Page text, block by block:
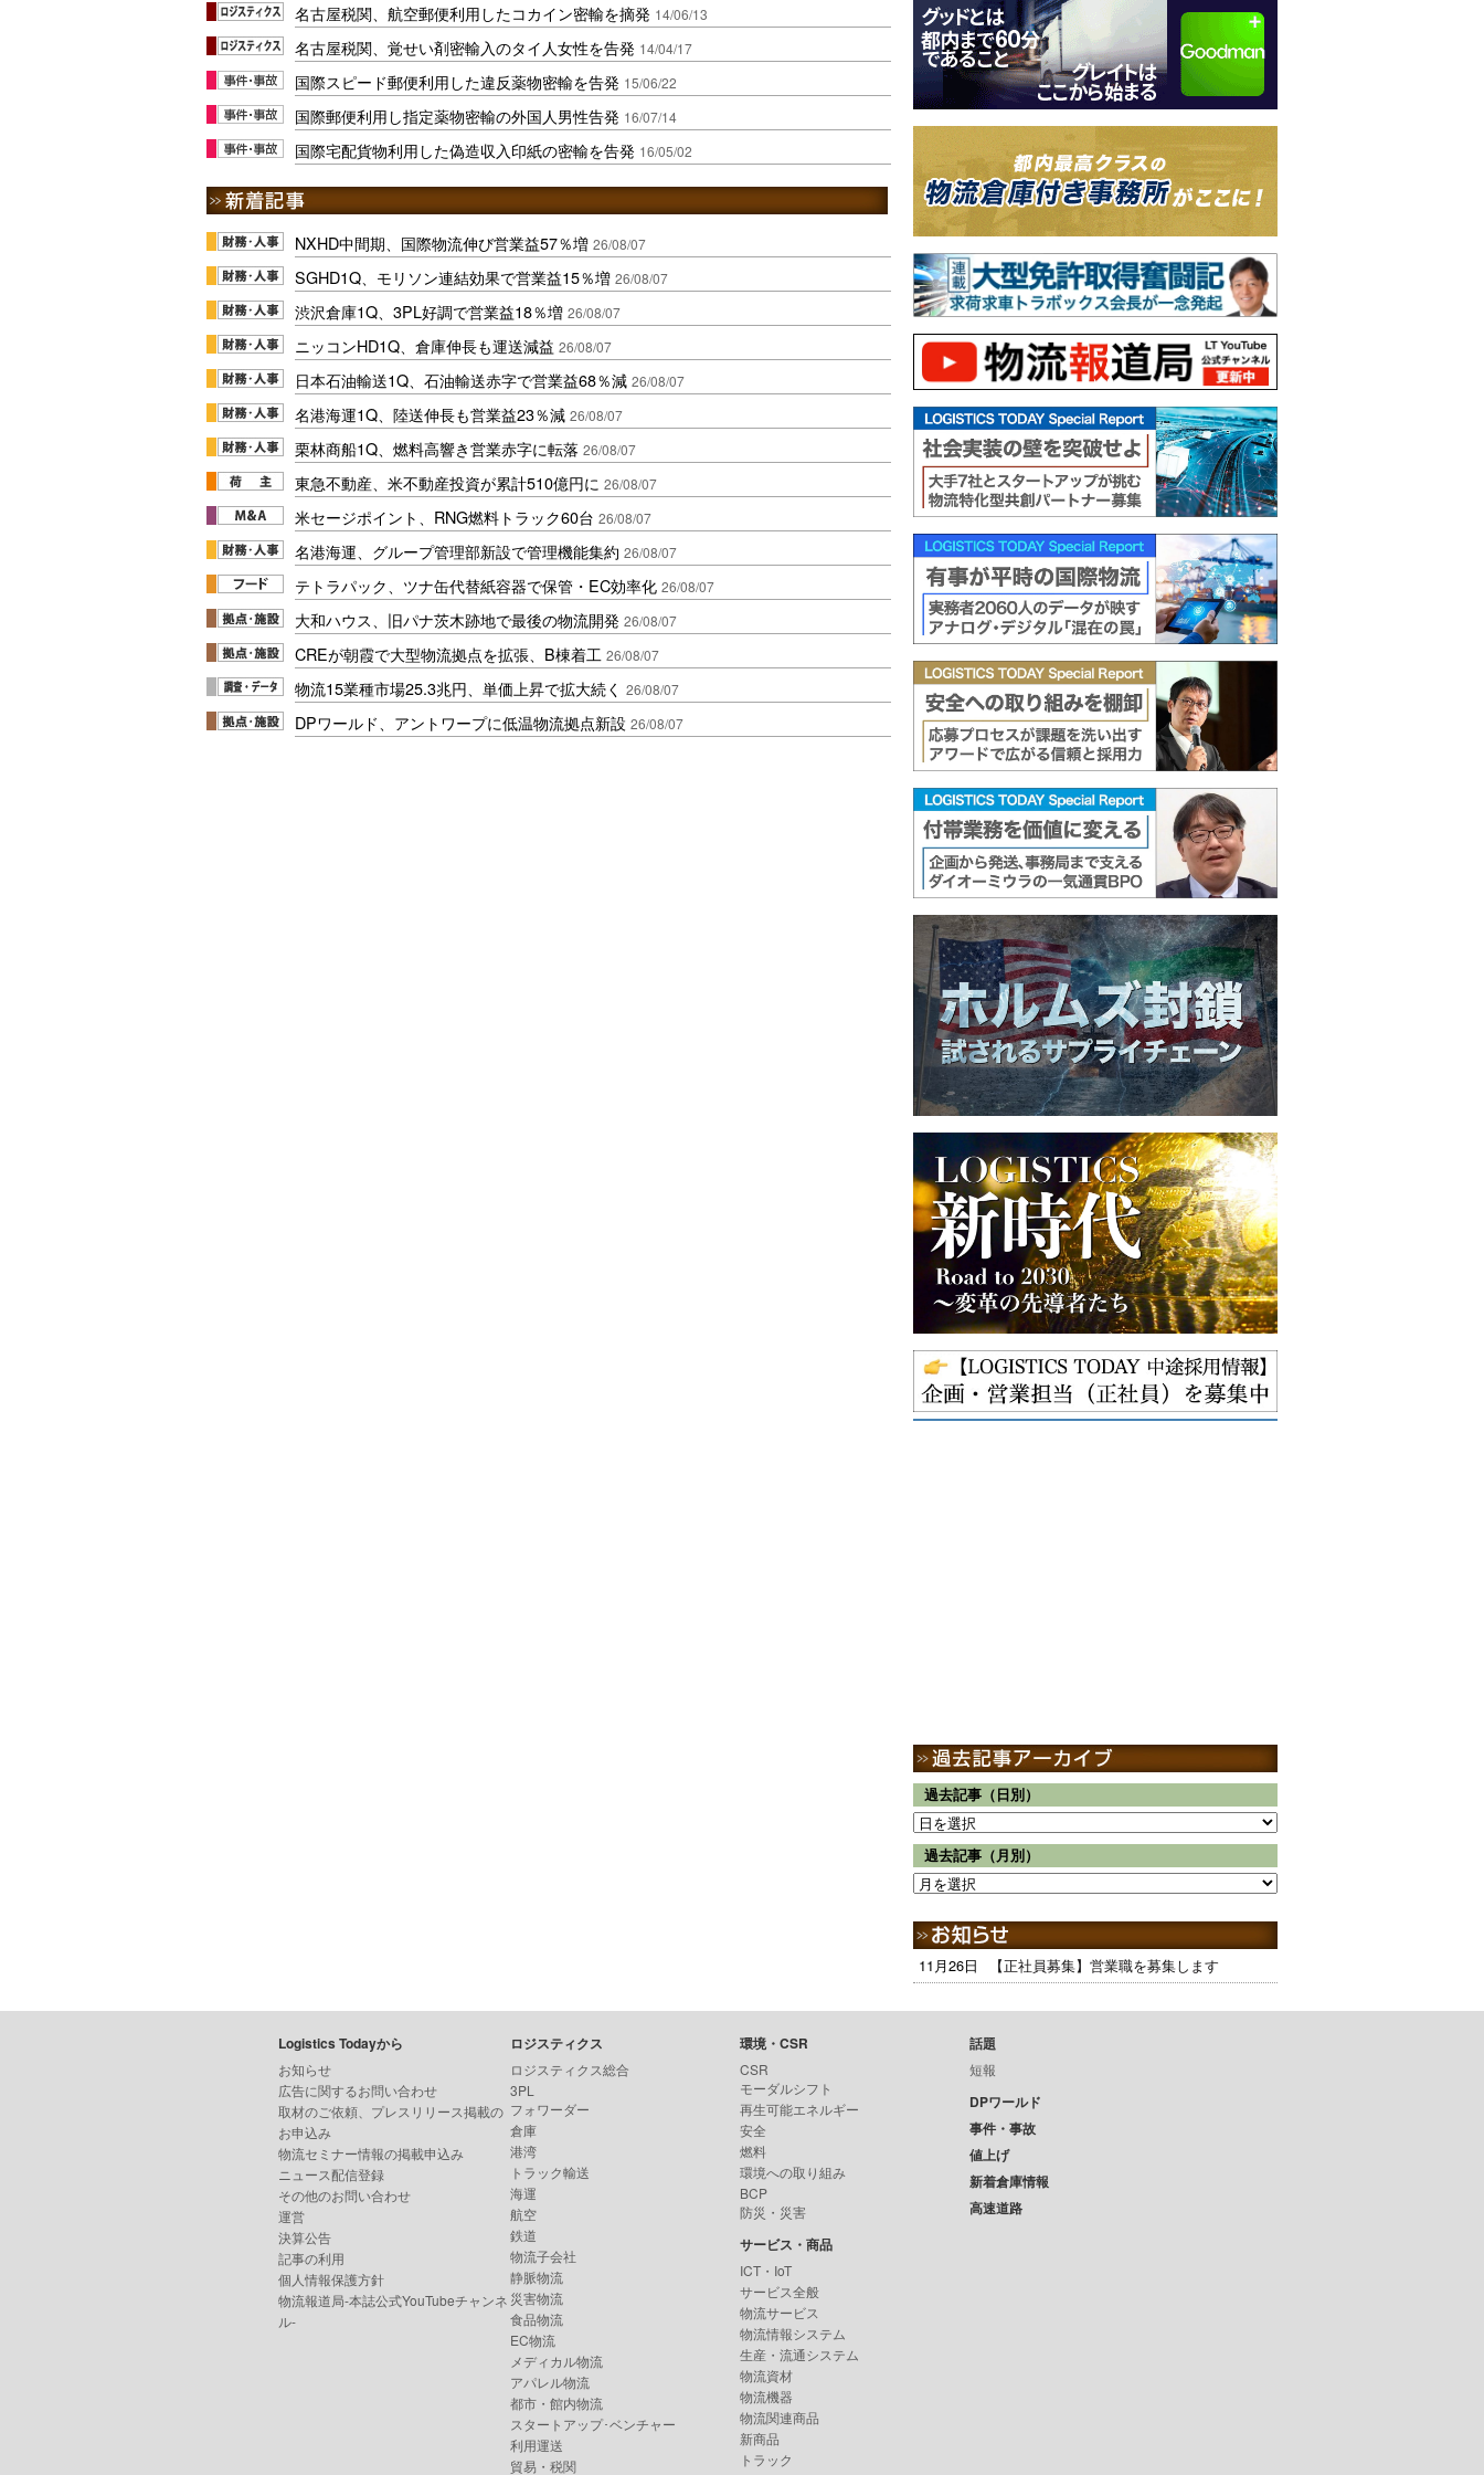
名古屋税関、航空郵便利用したコカイン密輸を摘発 14/06/13
名古屋税関、覚せい剤密輸入のタイ人女性を告発 14/04/17
国際スピード郵便利用した違反薬物密輸を告発 15/06/22
国際郵便利用し指定薬物密輸の外国人男性告発 16/07/14
国際宅配貨物利用した偽造収入印紙の密輸を告発 16/05/02
NXHD中間期、国際物流伸び営業益57％増 26/08/07
SGHD1Q、モリソン連結効果で営業益15％増 26/08/07
渋沢倉庫1Q、3PL好調で営業益18％増 26/08/07
ニッコンHD1Q、倉庫伸長も運送減益 26/08/07
日本石油輸送1Q、石油輸送赤字で営業益68％減 26/08/07
名港海運1Q、陸送伸長も営業益23％減 26/08/07
栗林商船1Q、燃料高響き営業赤字に転落 26/08/07
東急不動産、米不動産投資が累計510億円に 26/08/07
米セージポイント、RNG燃料トラック60台 26/08/07
名港海運、グループ管理部新設で管理機能集約 26/08/07
テトラパック、ツナ缶代替紙容器で保管・EC効率化 26/08/07
大和ハウス、旧パナ茨木跡地で最後の物流開発 26/08/07
CREが朝霞で大型物流拠点を拡張、B棟着工 26/08/07
物流15業種市場25.3兆円、単価上昇で拡大続く 26/08/07
DPワールド、アントワープに低温物流拠点新設 26/08/07
過去記事（日別）
過去記事（月別）
11月26日 【正社員募集】営業職を募集します
Logistics Todayから
お知らせ
広告に関するお問い合わせ
取材のご依頼、プレスリリース掲載の
お申込み
物流セミナー情報の掲載申込み
ニュース配信登録
その他のお問い合わせ
運営
決算公告
記事の利用
個人情報保護方針
物流報道局-本誌公式YouTubeチャンネ
ル-
ロジスティクス
ロジスティクス総合
3PL
フォワーダー
倉庫
港湾
トラック輸送
海運
航空
鉄道
物流子会社
静脈物流
災害物流
食品物流
EC物流
メディカル物流
アパレル物流
都市・館内物流
スタートアップ･ベンチャー
利用運送
貿易・税関
環境・CSR
CSR
モーダルシフト
再生可能エネルギー
安全
燃料
環境への取り組み
BCP
防災・災害
サービス・商品
ICT・IoT
サービス全般
物流サービス
物流情報システム
生産・流通システム
物流資材
物流機器
物流関連商品
新商品
トラック
話題
短報
DPワールド
事件・事故
値上げ
新着倉庫情報
高速道路